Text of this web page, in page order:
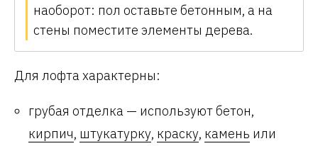
наоборот: пол оставьте бетонным, а на
стены поместите элементы дерева.
Для лофта характерны:
грубая отделка — используют бетон,
кирпич, штукатурку, краску, камень или